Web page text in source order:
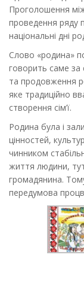
Проголошення
проведення ряду
національні дні
Слово «родина»
говорить саме за
та продовження
яке традиційно
створення сім’ї.
Родина була і
цінностей,
чинником
життя людини,
громадянина.
передумова